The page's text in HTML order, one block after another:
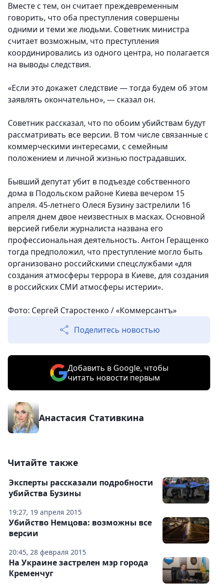
Вместе с тем, он считает преждевременным
говорить, что оба преступления совершены
одними и теми же людьми. Советник министра
считает возможным, что преступления
координировались из одного центра, но полагается
на выводы следствия.
«Если это докажет следствие — тогда будем об этом
заявлять окончательно», — сказал он.
Советник рассказал, что по обоим убийствам будут
рассматривать все версии. В том числе связанные с
коммерческими интересами, с семейным
положением и личной жизнью пострадавших.
Бывший депутат убит в подъезде собственного
дома в Подольском районе Киева вечером 15
апреля. 45-летнего Олеся Бузину застрелили 16
апреля днем двое неизвестных в масках. Основной
версией гибели журналиста названа его
профессиональная деятельность. Антон Геращенко
тогда предположил, что преступление могло быть
организовано российскими спецслужбами «для
создания атмосферы террора в Киеве, для создания
в российских СМИ атмосферы истерии».
Фото: Сергей Старостенко / «Коммерсантъ»
Поделитесь новостью
Добавить в Google, чтобы
читать новости первым
Анастасия Стативкина
Читайте также
19:27, 19 апреля 2015
Эксперты рассказали подробности
убийства Бузины
20:45, 28 февраля 2015
Убийство Немцова: возможны все
версии
На Украине застрелен мэр города
Кременчуг